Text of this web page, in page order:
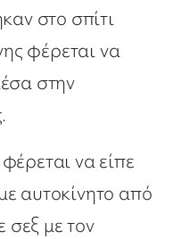
στο σπίτι
φέρεται να
στην
να είπε
αυτοκίνητο από
σεξ με τον